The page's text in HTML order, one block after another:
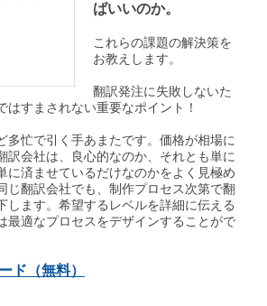
ばいいのか。
これらの課題の解決策を
お教えします。
翻訳発注に失敗しないた
はすまされない重要なポイント！
多忙で引く手あまたです。価格が相場に
訳会社は、良心的なのか、それとも単に
に済ませているだけなのかをよく見極め
じ翻訳会社でも、制作プロセス次第で翻
します。希望するレベルを詳細に伝える
最適なプロセスをデザインすることがで
ド（無料）